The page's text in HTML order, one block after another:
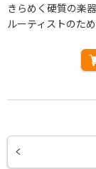
きらめく硬質の楽
ルーティストのため